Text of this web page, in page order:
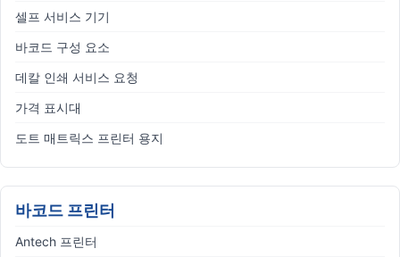
셀프 서비스 기기
바코드 구성 요소
데칼 인쇄 서비스 요청
가격 표시대
도트 매트릭스 프린터 용지
바코드 프린터
Antech 프린터